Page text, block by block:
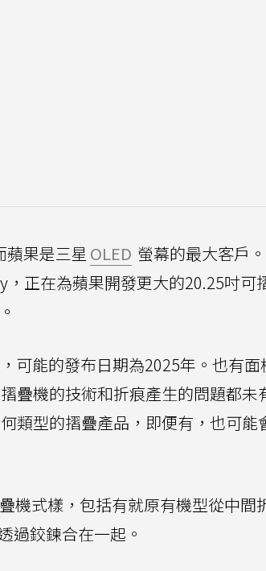
蘋果是三星 OLED 螢幕的最大客戶
正在為蘋果開發更大的20.25吋可
可能的發布日期為2025年。也有面
疊機的技術和折痕產生的問題都未
類型的摺疊產品，即便有，也可能
機式樣，包括有就原有機型從中間
過鉸鍊合在一起。